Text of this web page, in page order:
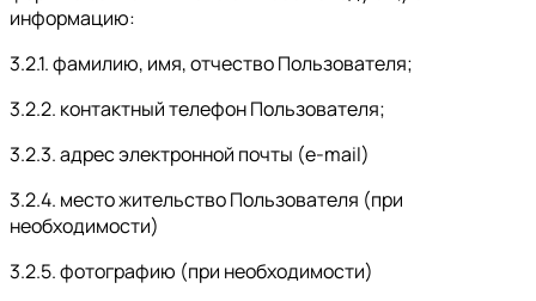
информацию:
3.2.1. фамилию, имя, отчество Пользователя;
3.2.2. контактный телефон Пользователя;
3.2.3. адрес электронной почты (e-mail)
3.2.4. место жительство Пользователя (при
необходимости)
3.2.5. фотографию (при необходимости)